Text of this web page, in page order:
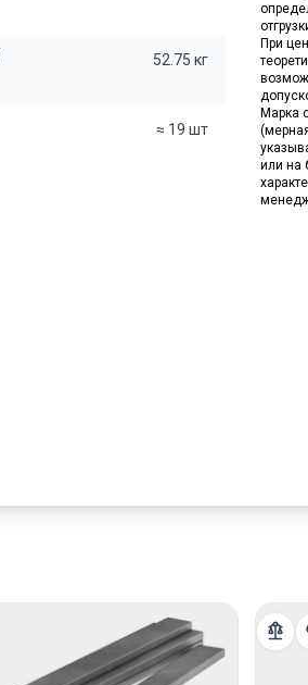
52.75 кг
≈ 19 шт
При
Марка
или на